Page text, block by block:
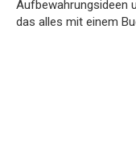
Aufbewahrungsideen
das alles mit einem